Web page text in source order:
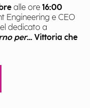
alle ore 16:00
Engineering e CEO
dedicato a
per… Vittoria che